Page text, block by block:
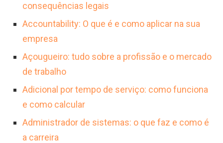
consequências legais
Accountability: O que é e como aplicar na sua
empresa
Açougueiro: tudo sobre a profissão e o mercado
de trabalho
Adicional por tempo de serviço: como funciona
e como calcular
Administrador de sistemas: o que faz e como é
a carreira